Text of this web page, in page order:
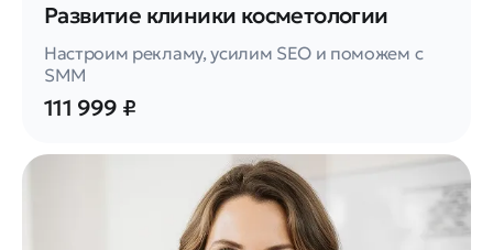
Развитие клиники косметологии
Настроим рекламу, усилим SEO и поможем с
SMM
111 999 ₽